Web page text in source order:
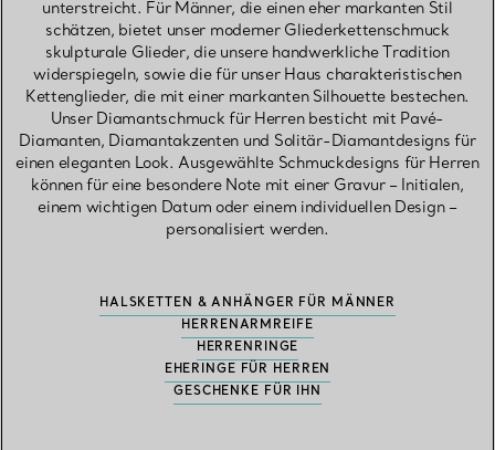
unterstreicht. Für Männer, die einen eher markanten Stil
schätzen, bietet unser moderner Gliederkettenschmuck
skulpturale Glieder, die unsere handwerkliche Tradition
widerspiegeln, sowie die für unser Haus charakteristischen
Kettenglieder, die mit einer markanten Silhouette bestechen.
Unser Diamantschmuck für Herren besticht mit Pavé-
Diamanten, Diamantakzenten und Solitär-Diamantdesigns für
einen eleganten Look. Ausgewählte Schmuckdesigns für Herren
können für eine besondere Note mit einer Gravur – Initialen,
einem wichtigen Datum oder einem individuellen Design –
personalisiert werden.
HALSKETTEN & ANHÄNGER FÜR MÄNNER
HERRENARMREIFE
HERRENRINGE
EHERINGE FÜR HERREN
GESCHENKE FÜR IHN